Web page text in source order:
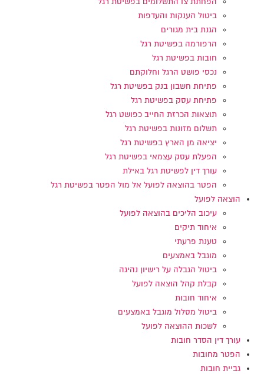
ביטול הענקות והעדפות
הגנת בית מגורים
הרפורמה בפשיטת רגל
חובות בפשיטת רגל
נכסי פושט הרגל וחלוקתם
פתיחת חשבון בנק בפשיטת רגל
פתיחת עסק בפשיטת רגל
תוצאות הכרזת החייב כפושט רגל
תשלום מזונות בפשיטת רגל
יציאה מן הארץ בפשיטת רגל
הפעלת עסק עצמאי בפשיטת רגל
עורך דין לפשיטת רגל באילת
הפטר בהוצאה לפועל אל מול הפטר בפשיטת רגל
הוצאה לפועל
עיכוב הליכים בהוצאה לפועל
איחוד תיקים
טענת פרעתי
מוגבל באמצעים
ביטול הגבלה על רישיון נהיגה
קבלת קהל הוצאה לפועל
איחוד חובות
ביטול מסלול מוגבל באמצעים
לשכות ההוצאה לפועל
עורך דין הסדר חובות
הפטר מחובות
גביית חובות